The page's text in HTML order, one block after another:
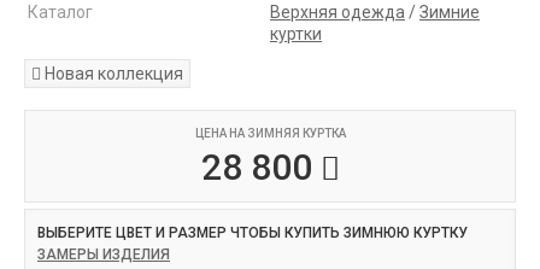
Каталог
Верхняя одежда /Зимние
куртки
Новая коллекция
ЦЕНА НА ЗИМНЯЯ КУРТКА
28 800
ВЫБЕРИТЕ ЦВЕТ И РАЗМЕР ЧТОБЫ КУПИТЬ ЗИМНЮЮ КУРТКУ
ЗАМЕРЫ ИЗДЕЛИЯ